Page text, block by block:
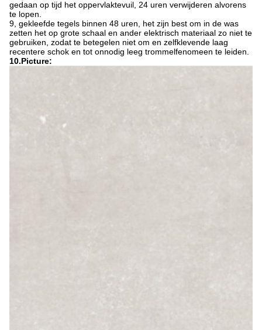
gedaan op tijd het oppervlaktevuil, 24 uren verwijderen alvorens
te lopen.
9, gekleefde tegels binnen 48 uren, het zijn best om in de was
zetten het op grote schaal en ander elektrisch materiaal zo niet te
gebruiken, zodat te betegelen niet om en zelfklevende laag
recentere schok en tot onnodig leeg trommelfenomeen te leiden.
10.Picture: